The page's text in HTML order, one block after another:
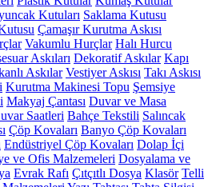
Kutuları Saklama Kutusu
Çamaşır Kurutma Askısı
Vakumlu Hurçlar Halı Hurcu
Askıları Dekoratif Askılar Kapı
Askılar Vestiyer Askısı Takı Askısı
Kurutma Makinesi Topu Şemsiye
Makyaj Çantası Duvar ve Masa
Saatleri Bahçe Tekstili Salıncak
Çöp Kovaları Banyo Çöp Kovaları
Endüstriyel Çöp Kovaları Dolap İçi
ve Ofis Malzemeleri Dosyalama ve
Evrak Rafı Çıtçıtlı Dosya Klasör Telli